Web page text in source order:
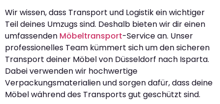
Wir wissen, dass Transport und Logistik ein wichtiger
Teil deines Umzugs sind. Deshalb bieten wir dir einen
umfassenden Möbeltransport-Service an. Unser
professionelles Team kümmert sich um den sicheren
Transport deiner Möbel von Düsseldorf nach Isparta.
Dabei verwenden wir hochwertige
Verpackungsmaterialien und sorgen dafür, dass deine
Möbel während des Transports gut geschützt sind.